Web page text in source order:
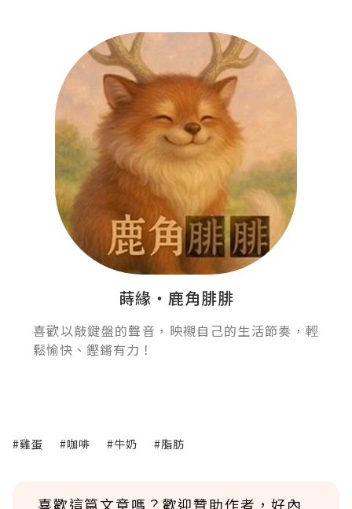
蒔緣‧鹿角腓腓
喜歡以敲鍵盤的聲音，映襯自己的生活節奏，輕
鬆愉快、鏗鏘有力！
#雞蛋 #咖啡 #牛奶 #脂肪
喜歡這篇文章嗎？歡迎贊助作者，好內